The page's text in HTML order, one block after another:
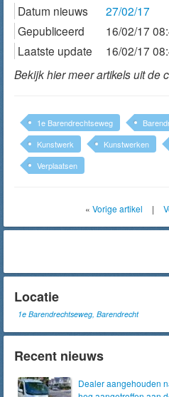
Datum nieuws
27/02/17
Gepubliceerd
16/02/17
Laatste update
16/02/17
Bekijk hier meer artikels uit de
1e Barendrechtseweg
Kunstwerk
Kunstwerken
Verplaatsen
« Vorige artikel |
Locatie
1e Barendrechtseweg, Barendrecht
Recent nieuws
Dealer aangehouden